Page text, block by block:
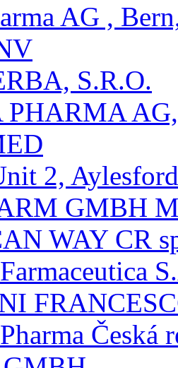
AG ,
S.R.O.
PHARMA
2, Aylesford
GMBH
WAY CR
Česká